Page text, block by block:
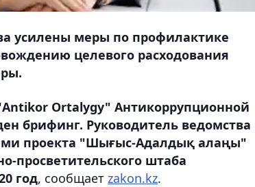
усилены меры по профилактике
целевого расходования
Ortalygy" Антикоррупционной
брифинг. Руководитель ведомства
проекта "Шығыс-Адалдық алаңы"
просветительского штаба
год, сообщает zakon.kz.